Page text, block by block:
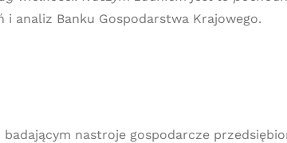
analiz Banku Gospodarstwa Krajowego.
badającym nastroje gospodarcze